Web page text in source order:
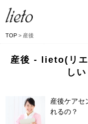
TOP > 産後
産後 - lieto(リエ
し
産後ケアセ
れるの？